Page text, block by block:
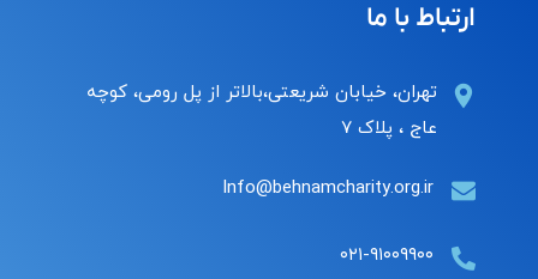
ارتباط با ما
تهران، خیابان شریعتی،بالاتر از پل رومی، کوچه
عاج ، پلاک ۷
Info@behnamcharity.org.ir
۰۲۱-۹۱۰۰۹۹۰۰